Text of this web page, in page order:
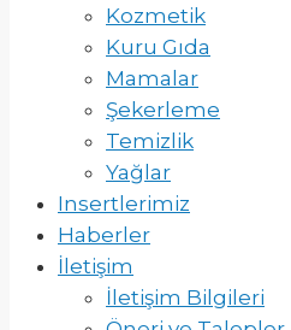
Kozmetik
Kuru Gıda
Mamalar
Şekerleme
Temizlik
Yağlar
Insertlerimiz
Haberler
İletişim
İletişim Bilgileri